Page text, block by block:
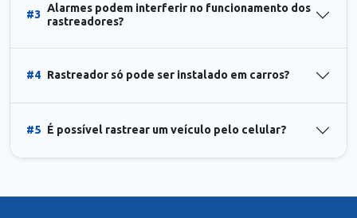
#3
Alarmes podem interferir no funcionamento dos
rastreadores?
#4 Rastreador só pode ser instalado em carros?
#5 É possível rastrear um veículo pelo celular?